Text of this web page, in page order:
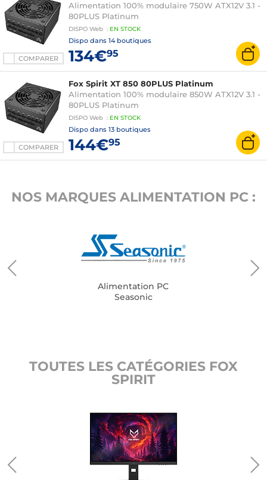
COMPARER
Alimentation 100% modulaire 750W ATX12V 3.1 -
80PLUS Platinum
DISPO Web : EN STOCK
Dispo dans 14 boutiques
134€95
COMPARER
Fox Spirit XT 850 80PLUS Platinum
Alimentation 100% modulaire 850W ATX12V 3.1 -
80PLUS Platinum
DISPO Web : EN STOCK
Dispo dans 13 boutiques
144€95
NOS MARQUES ALIMENTATION PC :
Alimentation PC
Seasonic
TOUTES LES CATÉGORIES FOX
SPIRIT